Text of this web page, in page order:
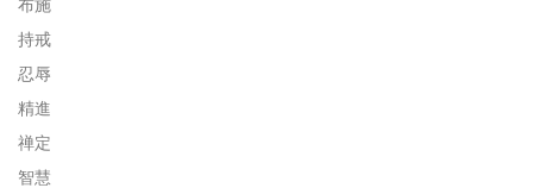
布施
持戒
忍辱
精進
禅定
智慧